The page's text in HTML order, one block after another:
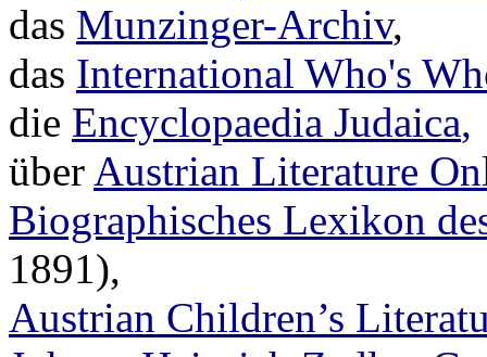
das Munzinger-Archiv,
das International Who's
die Encyclopaedia Judaica,
über Austrian Literature
Biographisches Lexikon
1891),
Austrian Children’s